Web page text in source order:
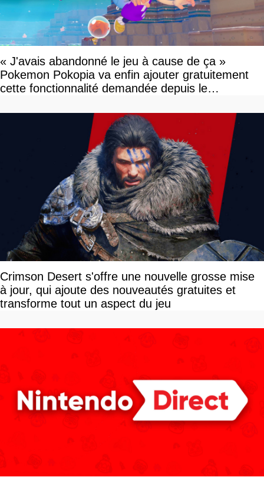
« J'avais abandonné le jeu à cause de ça »
Pokemon Pokopia va enfin ajouter gratuitement
cette fonctionnalité demandée depuis le
Crimson Desert s'offre une nouvelle grosse mise
à jour, qui ajoute des nouveautés gratuites et
transforme tout un aspect du jeu